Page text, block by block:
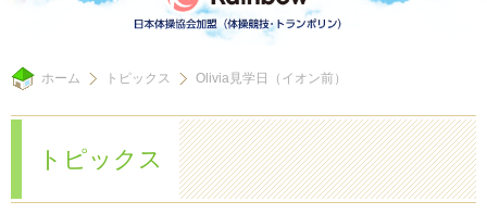
ホーム トピックス Olivia見学日（イオン前）
トピックス